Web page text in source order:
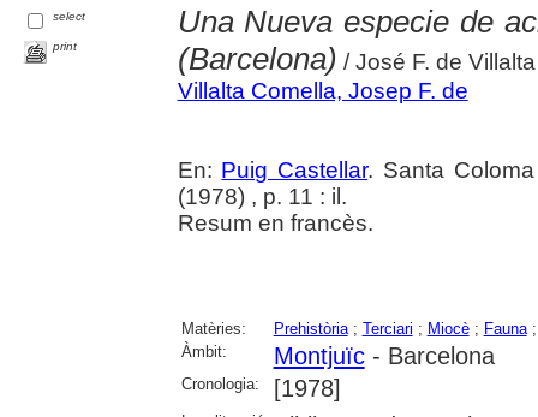
select
print
Una Nueva especie de
(Barcelona) / José F. de
Villalta Comella, Josep F. de
En: Puig Castellar. Santa
(1978) , p. 11 : il.
Resum en francès.
Matèries: Prehistòria; Terciari ; Miocè; Fauna
Àmbit:
Montjuïc- Barcelona
Cronologia: [1978]